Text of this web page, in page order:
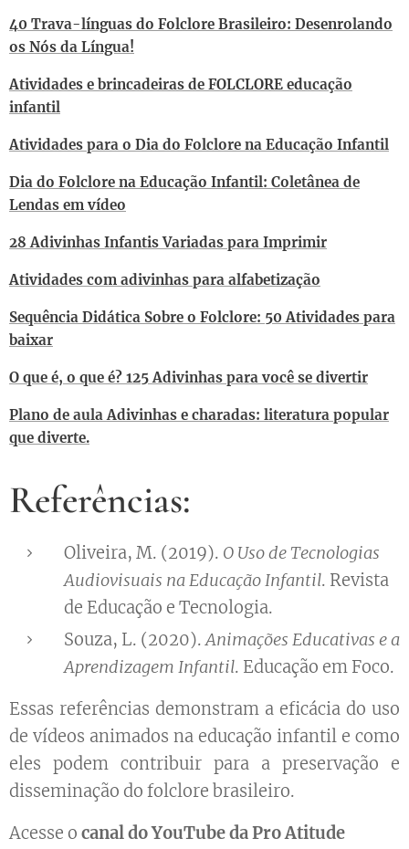
40 Trava-línguas do Folclore Brasileiro: Desenrolando
os Nós da Língua!
Atividades e brincadeiras de FOLCLORE educação
infantil
Atividades para o Dia do Folclore na Educação Infantil
Dia do Folclore na Educação Infantil: Coletânea de
Lendas em vídeo
28 Adivinhas Infantis Variadas para Imprimir
Atividades com adivinhas para alfabetização
Sequência Didática Sobre o Folclore: 50 Atividades para
baixar
O que é, o que é? 125 Adivinhas para você se divertir
Plano de aula Adivinhas e charadas: literatura popular
que diverte.
Referências:
Oliveira, M. (2019). O Uso de Tecnologias
Audiovisuais na Educação Infantil. Revista
de Educação e Tecnologia.
Souza, L. (2020).Animações Educativas e a
Aprendizagem Infantil. Educação em Foco.
Essas referências demonstram a eficácia do uso
de vídeos animados na educação infantil e como
eles podem contribuir para a preservação e
disseminação do folclore brasileiro.
Acesse o canal do YouTube da Pro Atitude